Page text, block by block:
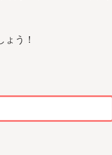
う！